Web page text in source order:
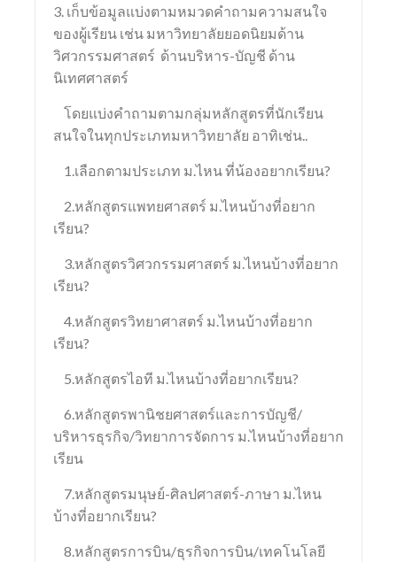
3. เก็บข้อมูลแบ่งตามหมวดคำถามความสนใจ
ของผู้เรียน เช่น มหาวิทยาลัยยอดนิยมด้าน
วิศวกรรมศาสตร์ ด้านบริหาร-บัญชี ด้าน
นิเทศศาสตร์
โดยแบ่งคำถามตามกลุ่มหลักสูตรที่นักเรียน
สนใจในทุกประเภทมหาวิทยาลัย อาทิเช่น..
1.เลือกตามประเภท ม.ไหน ที่น้องอยากเรียน?
2.หลักสูตรแพทยศาสตร์ ม.ไหนบ้างที่อยาก
เรียน?
3.หลักสูตรวิศวกรรมศาสตร์ ม.ไหนบ้างที่อยาก
เรียน?
4.หลักสูตรวิทยาศาสตร์ ม.ไหนบ้างที่อยาก
เรียน?
5.หลักสูตรไอที ม.ไหนบ้างที่อยากเรียน?
6.หลักสูตรพานิชยศาสตร์และการบัญชี/
บริหารธุรกิจ/วิทยาการจัดการ ม.ไหนบ้างที่อยาก
เรียน
7.หลักสูตรมนุษย์-ศิลปศาสตร์-ภาษา ม.ไหน
บ้างที่อยากเรียน?
8.หลักสูตรการบิน/ธุรกิจการบิน/เทคโนโลยี